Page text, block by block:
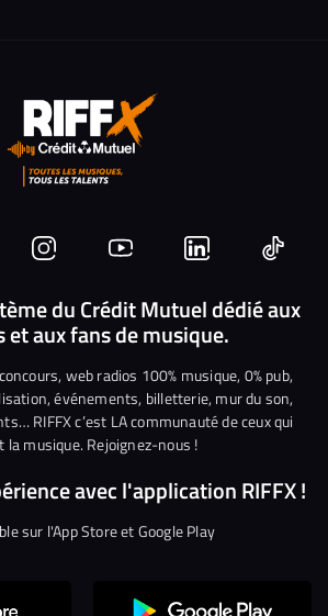
Nous
rejoindre
sur
Instagram
Nous
rejoindre
sur
YouTube
Nous
rejoindre
sur
Linkedin
Nous
du Crédit Mutuel dédié aux
et aux fans de musique.
web radios 100% musique, 0% pub,
événements, billetterie, mur du son,
RIFFX c’est LA communauté de ceux qui
la musique. Rejoignez-nous !
avec l'application RIFFX !
sur l'App Store et Google Play